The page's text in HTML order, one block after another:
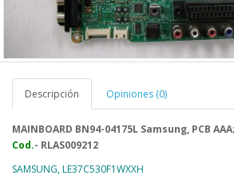
Descripción Opiniones (0)
MAINBOARD BN94-04175L Samsung, PCB
Cod.- RLAS009212
SAMSUNG, LE37C530F1WXXH